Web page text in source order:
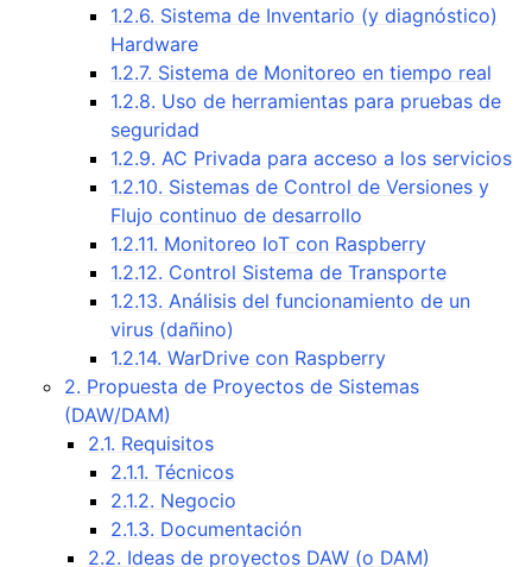
1.2.6. Sistema de Inventario (y diagnóstico)
Hardware
1.2.7. Sistema de Monitoreo en tiempo real
1.2.8. Uso de herramientas para pruebas de
seguridad
1.2.9. AC Privada para acceso a los servicios
1.2.10. Sistemas de Control de Versiones y
Flujo continuo de desarrollo
1.2.11. Monitoreo IoT con Raspberry
1.2.12. Control Sistema de Transporte
1.2.13. Análisis del funcionamiento de un
virus (dañino)
1.2.14. WarDrive con Raspberry
2. Propuesta de Proyectos de Sistemas
(DAW/DAM)
2.1. Requisitos
2.1.1. Técnicos
2.1.2. Negocio
2.1.3. Documentación
2.2. Ideas de proyectos DAW (o DAM)